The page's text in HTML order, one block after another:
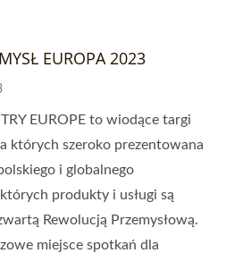
EUROPA 2023
EUROPE to wiodące targi
których szeroko prezentowana
i globalnego
których produkty i usługi są
Rewolucją Przemysłową.
miejsce spotkań dla